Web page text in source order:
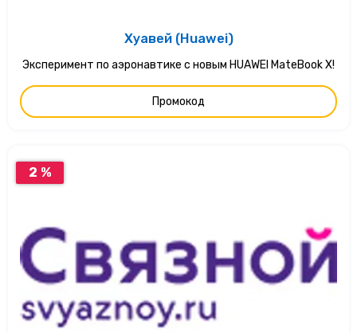
Хуавей (Huawei)
Эксперимент по аэронавтике с новым HUAWEI MateBook X!
Промокод
2 %